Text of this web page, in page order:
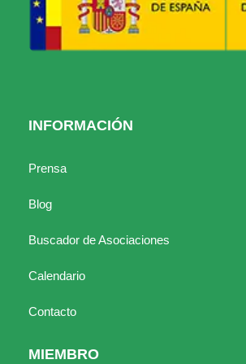
INFORMACIÓN
Prensa
Blog
Buscador de Asociaciones
Calendario
Contacto
MIEMBRO